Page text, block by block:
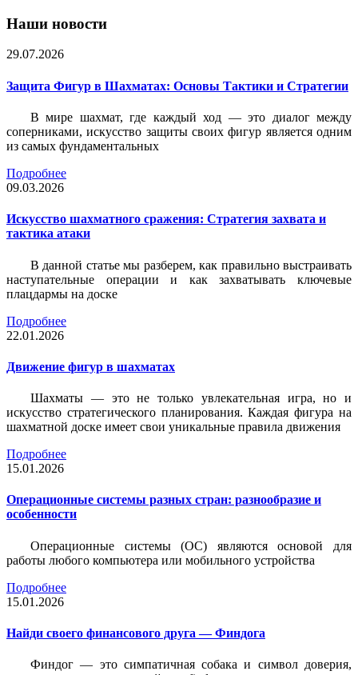
Наши новости
29.07.2026
Защита Фигур в Шахматах: Основы Тактики и Стратегии
В мире шахмат, где каждый ход — это диалог между
соперниками, искусство защиты своих фигур является одним
из самых фундаментальных
Подробнее
09.03.2026
Искусство шахматного сражения: Стратегия захвата и
тактика атаки
В данной статье мы разберем, как правильно выстраивать
наступательные операции и как захватывать ключевые
плацдармы на доске
Подробнее
22.01.2026
Движение фигур в шахматах
Шахматы — это не только увлекательная игра, но и
искусство стратегического планирования. Каждая фигура на
шахматной доске имеет свои уникальные правила движения
Подробнее
15.01.2026
Операционные системы разных стран: разнообразие и
особенности
Операционные системы (ОС) являются основой для
работы любого компьютера или мобильного устройства
Подробнее
15.01.2026
Найди своего финансового друга — Финдога
Финдог — это симпатичная собака и символ доверия,